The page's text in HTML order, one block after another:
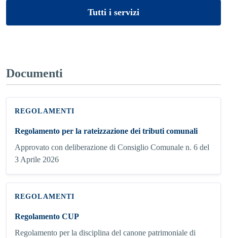
Tutti i servizi
Documenti
REGOLAMENTI
Regolamento per la rateizzazione dei tributi comunali
Approvato con deliberazione di Consiglio Comunale n. 6 del
3 Aprile 2026
REGOLAMENTI
Regolamento CUP
Regolamento per la disciplina del canone patrimoniale di